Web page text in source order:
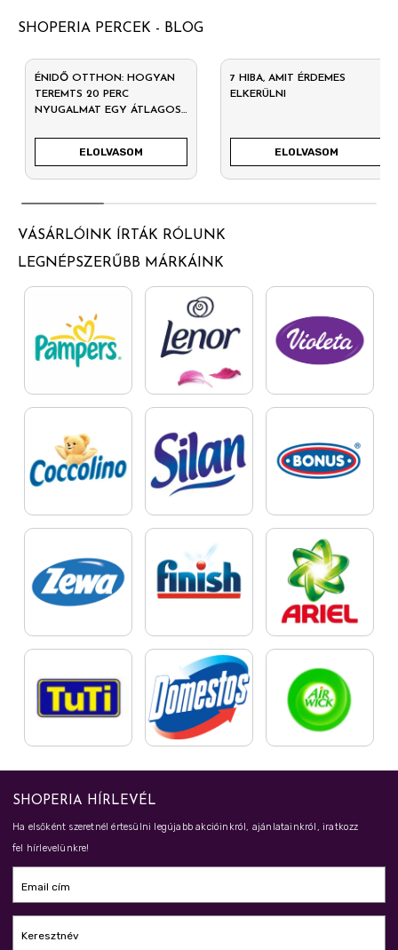
SHOPERIA PERCEK - BLOG
ÉNIDŐ OTTHON: HOGYAN
TEREMTS 20 PERC
NYUGALMAT EGY ÁTLAGOS
ELOLVASOM
7 HIBA, AMIT ÉRDEMES
ELKERÜLNI
ELOLVASOM
VÁSÁRLÓINK ÍRTÁK RÓLUNK
LEGNÉPSZERŰBB MÁRKÁINK
SHOPERIA HÍRLEVÉL
Ha elsőként szeretnél értesülni legújabb akcióinkról, ajánlatainkról, iratkozz
fel hírlevelünkre!
Email cím
Keresztnév